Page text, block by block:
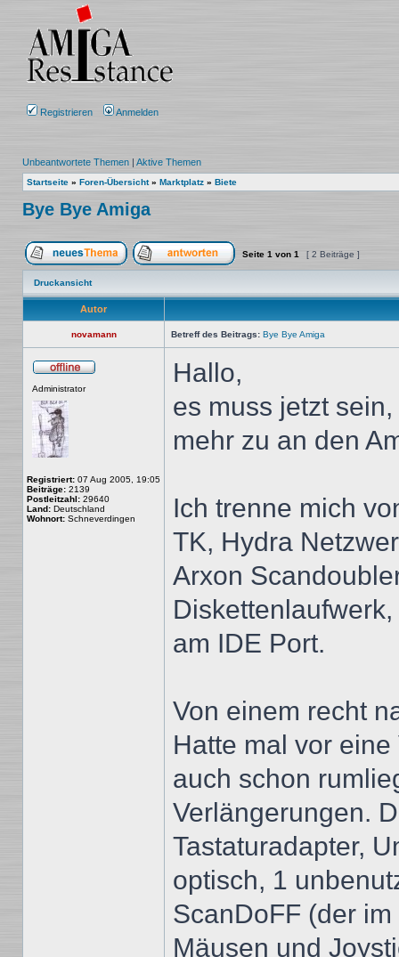
Registrieren Anmelden
Unbeantwortete Themen | Aktive Themen
Startseite » Foren-Übersicht» Marktplatz » Biete
Bye Bye Amiga
Ein neues Thema erstellenAuf das Thema antworten
Seite 1 von 1 [ 2 Beiträge ]
Druckansicht
Autor
novamann Betreff des Beitrags: Bye Bye Amiga
Administrator
Registriert: 07 Aug 2005, 19:05
Beiträge: 2139
Postleitzahl: 29640
Land: Deutschland
Wohnort: Schneverdingen
Hallo,
es muss jetzt
mehr zu an den
Ich trenne mich
TK, Hydra
Arxon
am IDE Port.
Von einem recht
Hatte mal vor
auch schon
Verlängerungen.
Tastaturadapter,
optisch, 1
ScanDoFF (der
Mäusen und